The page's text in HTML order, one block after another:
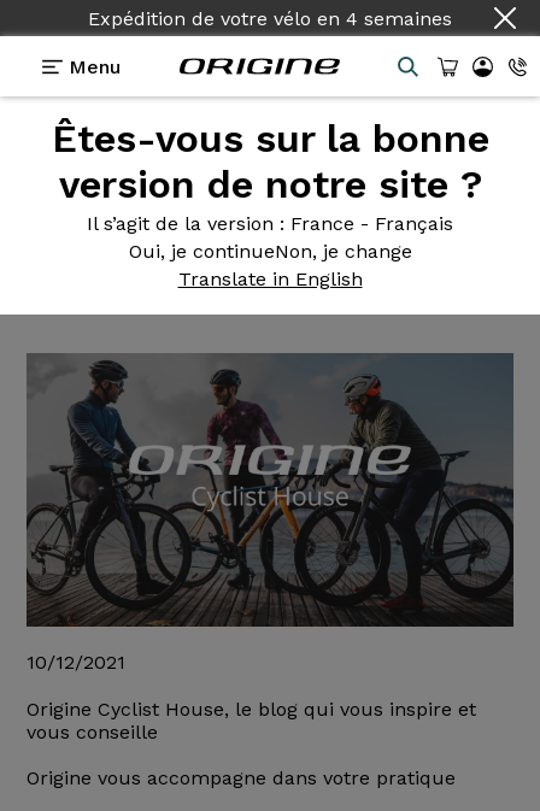
Expédition de votre vélo en 4 semaines
Menu
Êtes-vous sur la bonne
version de notre site ?
Il s’agit de la version : France - Français
Oui, je continueNon, je change
Translate in English
Actualités Origine>Origine Cyclist House,
Origine CyclistHouse,
découvrez le blog d'Origine
10/12/2021
Origine Cyclist House, le blog qui vous inspire et
vous conseille
Origine vous accompagne dans votre pratique